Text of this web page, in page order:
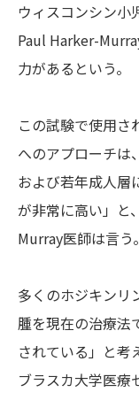
ウィスコンシン小
Paul Harker-
力があるという。
この試験で使用さ
へのアプローチは
および若年成人層
が非常に高い」と
Murray医師は言う。
多くのホジキンリ
腫を現在の治療法
されている」と
ブラスカ大学医療